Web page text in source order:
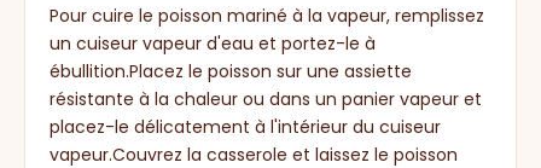
Pour cuire le poisson mariné à la vapeur, remplissez
un cuiseur vapeur d'eau et portez-le à
ébullition.Placez le poisson sur une assiette
résistante à la chaleur ou dans un panier vapeur et
placez-le délicatement à l'intérieur du cuiseur
vapeur.Couvrez la casserole et laissez le poisson